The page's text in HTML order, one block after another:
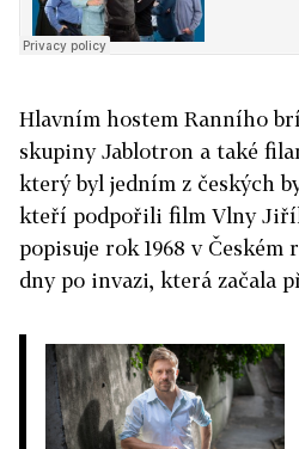
Hlavním hostem Ranního
skupiny Jablotron a také
který byl jedním z českých
kteří podpořili film Vlny
popisuje rok 1968 v Českém
dny po invazi, která začala